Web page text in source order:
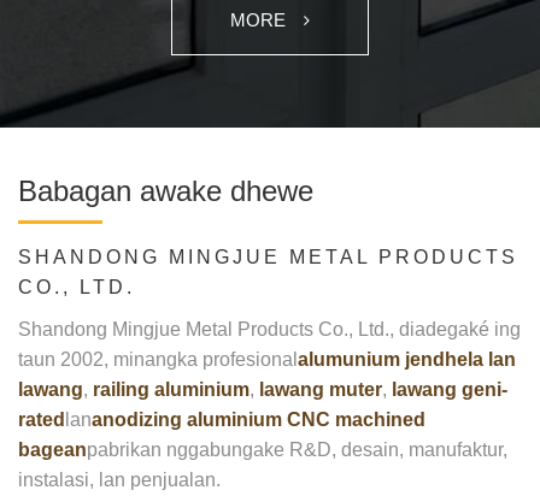
MORE
Babagan awake dhewe
SHANDONG MINGJUE METAL PRODUCTS
CO., LTD.
Shandong Mingjue Metal Products Co., Ltd., diadegaké ing
taun 2002, minangka profesional alumunium jendhela lan
lawang, railing aluminium, lawang muter, lawang geni-
rated lananodizing aluminium CNC machined
bageanpabrikan nggabungake R&D, desain, manufaktur,
instalasi, lan penjualan.